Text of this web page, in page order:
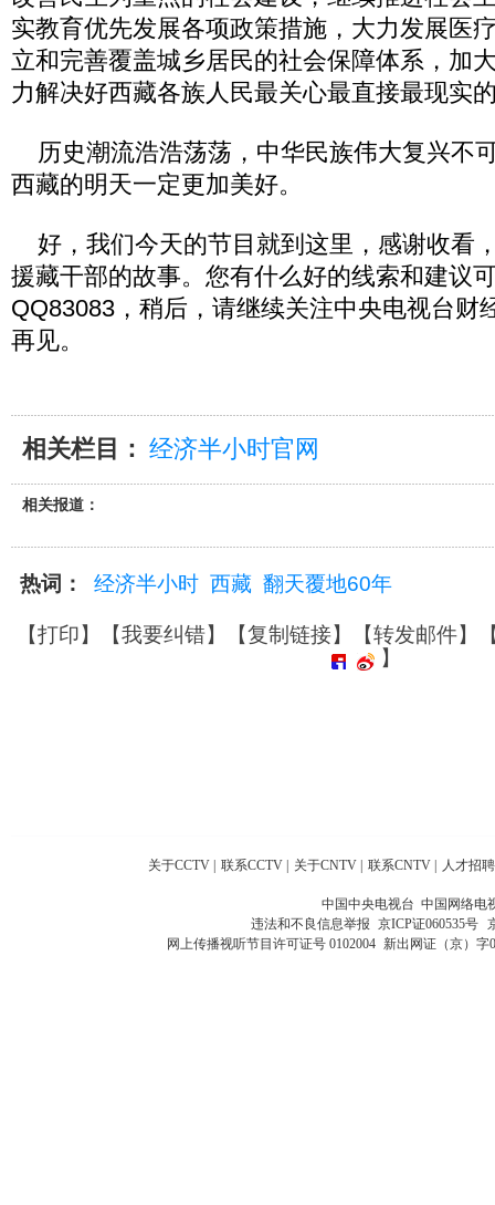
实教育优先发展各项政策措施，大力发展医
立和完善覆盖城乡居民的社会保障体系，加
力解决好西藏各族人民最关心最直接最现实
历史潮流浩浩荡荡，中华民族伟大复兴不
西藏的明天一定更加美好。
好，我们今天的节目就到这里，感谢收看
援藏干部的故事。您有什么好的线索和建议
QQ83083，稍后，请继续关注中央电视台财
再见。
相关栏目： 经济半小时官网
相关报道：
热词： 经济半小时 西藏 翻天覆地60年
【打印】【我要纠错】【复制链接】【转发邮件】
】
关于CCTV | 联系CCTV | 关于CNTV | 联系CNTV | 人才招聘
中国中央电视台 中国网络电
违法和不良信息举报 京ICP证060535号
网上传播视听节目许可证号 0102004 新出网证（京）